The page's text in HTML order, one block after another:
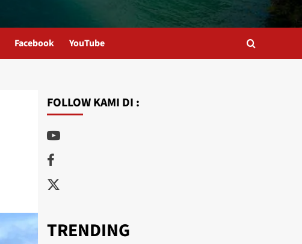
Facebook YouTube
FOLLOW KAMI DI :
Youtube
Facebook
Twitter
TRENDING